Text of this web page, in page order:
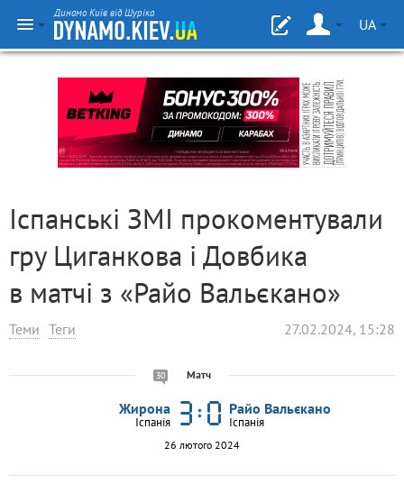
Динамо Київ від Шуріка
UA
Іспанські ЗМІ прокоментували
гру Циганкова і Довбика
в матчі з «Райо Вальєкано»
Теми Теги 27.02.2024, 15:28
30 Матч
Жирона
Іспанія
Райо Вальєкано
Іспанія
26 лютого 2024